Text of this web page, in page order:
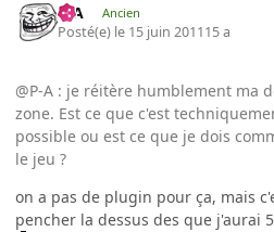
P-A Ancien
Posté(e) le 15 juin 201115 a
@P-A : je réitère humblement ma
zone. Est ce que c'est
possible ou est ce que je dois
le jeu ?
on a pas de plugin pour ça, mais
pencher la dessus des que j'aurai